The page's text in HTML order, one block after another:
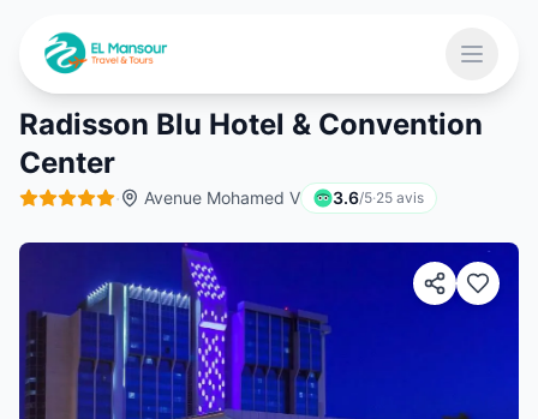
Ouvrir
Radisson Blu Hotel & Convention
Center
· Avenue Mohamed V 3.6/5·25 avis